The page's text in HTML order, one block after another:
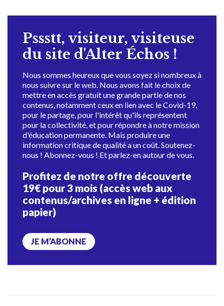
Pssstt, visiteur, visiteuse
du site d'Alter Échos !
Nous sommes heureux que vous soyez si nombreux à
nous suivre sur le web. Nous avons fait le choix de
mettre en accès gratuit une grande partie de nos
contenus, notamment ceux en lien avec le Covid-19,
pour le partage, pour l'intérêt qu'ils représentent
pour la collectivité, et pour répondre à notre mission
d'éducation permanente. Mais produire une
information critique de qualité a un coût. Soutenez-
nous ! Abonnez-vous ! Et parlez-en autour de vous.
Profitez de notre offre découverte
19€ pour 3 mois (accès web aux
contenus/archives en ligne + édition
papier)
JE M’ABONNE